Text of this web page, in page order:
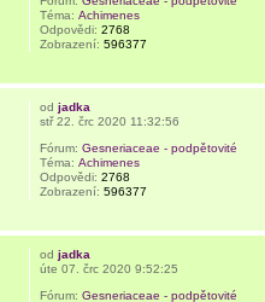
Téma:Achimenes
Odpovědi:2768
Zobrazení:596377
odjadka
stř 22. črc 2020 11:32:56
Fórum:Gesneriaceae - podpětovité
Téma:Achimenes
Odpovědi:2768
Zobrazení:596377
odjadka
úte 07. črc 2020 9:52:25
Fórum:Gesneriaceae - podpětovité